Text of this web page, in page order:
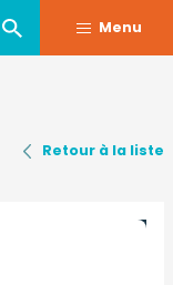
Menu
Retour à la liste